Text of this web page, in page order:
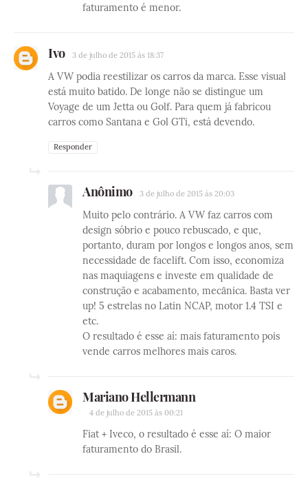
faturamento é menor.
Ivo 3 de julho de 2015 às 18:37
A VW podia reestilizar os carros da marca. Esse visual
está muito batido. De longe não se distingue um
Voyage de um Jetta ou Golf. Para quem já fabricou
carros como Santana e Gol GTi, está devendo.
Responder
Anônimo 3 de julho de 2015 às 20:03
Muito pelo contrário. A VW faz carros com
design sóbrio e pouco rebuscado, e que,
portanto, duram por longos e longos anos, sem
necessidade de facelift. Com isso, economiza
nas maquiagens e investe em qualidade de
construção e acabamento, mecânica. Basta ver
up! 5 estrelas no Latin NCAP, motor 1.4 TSI e
etc.
O resultado é esse aí: mais faturamento pois
vende carros melhores mais caros.
Mariano Hellermann
4 de julho de 2015 às 00:21
Fiat + Iveco, o resultado é esse aí: O maior
faturamento do Brasil.